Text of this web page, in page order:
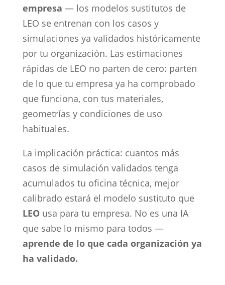
empresa — los modelos sustitutos de
LEO se entrenan con los casos y
simulaciones ya validados históricamente
por tu organización. Las estimaciones
rápidas de LEO no parten de cero: parten
de lo que tu empresa ya ha comprobado
que funciona, con tus materiales,
geometrías y condiciones de uso
habituales.
La implicación práctica: cuantos más
casos de simulación validados tenga
acumulados tu oficina técnica, mejor
calibrado estará el modelo sustituto que
LEOusa para tu empresa. No es una IA
que sabe lo mismo para todos —
aprende de lo que cada organización ya
ha validado.